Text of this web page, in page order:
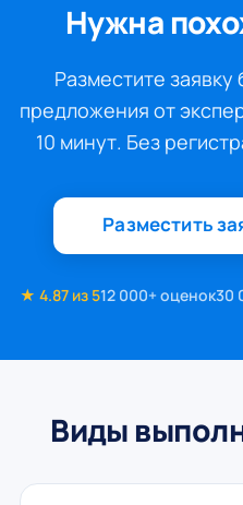
Нужна
Разместите
предложения от
10 минут. Без
Разместить
★ 4.87 из 512 000+ оценок30
Виды